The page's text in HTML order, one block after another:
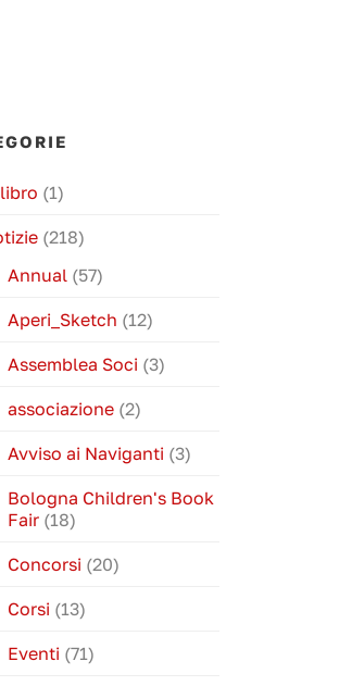
(1)
(218)
Annual (57)
Aperi_Sketch (12)
Assemblea Soci (3)
associazione (2)
Avviso ai Naviganti (3)
Bologna Children's Book
Fair (18)
Concorsi (20)
Corsi (13)
Eventi (71)